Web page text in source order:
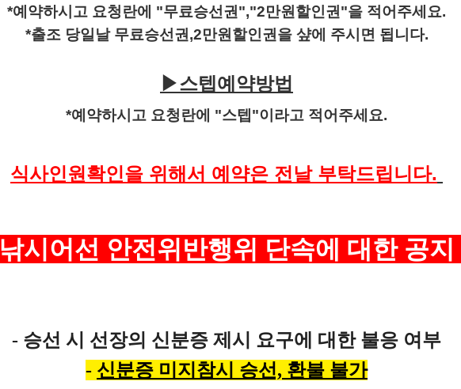
*예약하시고 요청란에 "무료승선권","2만원할인권"을 적어주세요.
*출조 당일날 무료승선권,2만원할인권을 샾에 주시면 됩니다.
▶스텝예약방법
*예약하시고 요청란에 "스텝"이라고 적어주세요.
식사인원확인을 위해서 예약은 전날 부탁드립니다.
낚시어선 안전위반행위 단속에 대한 공지
- 승선 시 선장의 신분증 제시 요구에 대한 불응 여부
- 신분증 미지참시 승선, 환불 불가